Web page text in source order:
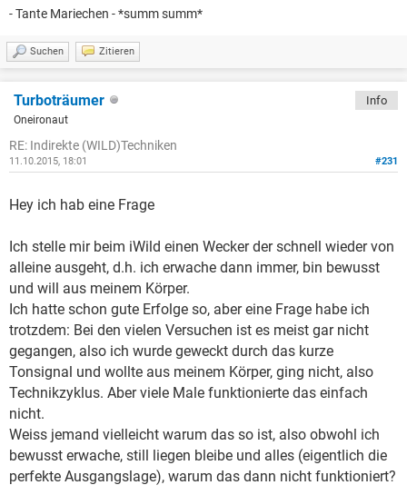
- Tante Mariechen - *summ summ*
Suchen Zitieren
Turboträumer
Oneironaut
Info
RE: Indirekte (WILD)Techniken
#231
11.10.2015, 18:01
Hey ich hab eine Frage
Ich stelle mir beim iWild einen Wecker der schnell wieder von
alleine ausgeht, d.h. ich erwache dann immer, bin bewusst
und will aus meinem Körper.
Ich hatte schon gute Erfolge so, aber eine Frage habe ich
trotzdem: Bei den vielen Versuchen ist es meist gar nicht
gegangen, also ich wurde geweckt durch das kurze
Tonsignal und wollte aus meinem Körper, ging nicht, also
Technikzyklus. Aber viele Male funktionierte das einfach
nicht.
Weiss jemand vielleicht warum das so ist, also obwohl ich
bewusst erwache, still liegen bleibe und alles (eigentlich die
perfekte Ausgangslage), warum das dann nicht funktioniert?